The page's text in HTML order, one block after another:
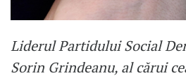
Liderul Partidului Social
Sorin Grindeanu, al cărui